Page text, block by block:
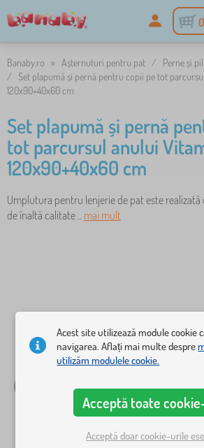
Banaby.ro » Așternuturi pentru pat / Perne și
/ Set plapumă și pernă pentru copii pe tot
120x90+40x60 cm
Set plapumă și pernă
tot parcursul anului
120x90+40x60 cm
Umplutura pentru lenjerie de pat este realizată
de înaltă calitate .. mai mult
Acest site utilizează module cookie
navigarea. Aflați mai multe despre
utilizăm modulele cookie.
Acceptă toate
Acceptă doar cookie-urile